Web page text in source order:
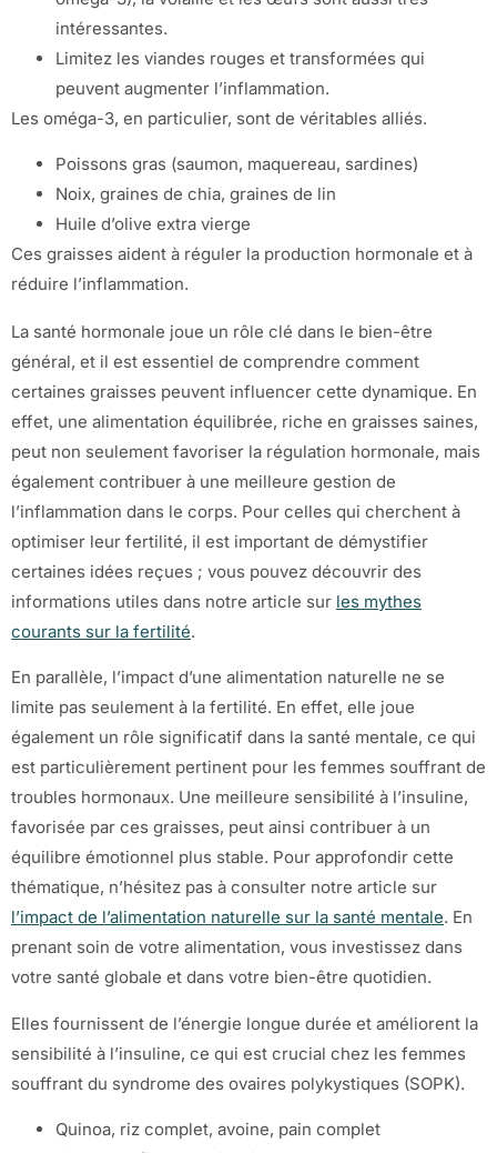
intéressantes.
Limitez les viandes rouges et transformées qui
peuvent augmenter l’inflammation.
Les oméga-3, en particulier, sont de véritables alliés.
Poissons gras (saumon, maquereau, sardines)
Noix, graines de chia, graines de lin
Huile d’olive extra vierge
Ces graisses aident à réguler la production hormonale et à
réduire l’inflammation.
La santé hormonale joue un rôle clé dans le bien-être
général, et il est essentiel de comprendre comment
certaines graisses peuvent influencer cette dynamique. En
effet, une alimentation équilibrée, riche en graisses saines,
peut non seulement favoriser la régulation hormonale, mais
également contribuer à une meilleure gestion de
l’inflammation dans le corps. Pour celles qui cherchent à
optimiser leur fertilité, il est important de démystifier
certaines idées reçues ; vous pouvez découvrir des
informations utiles dans notre article sur les mythes
courants sur la fertilité.
En parallèle, l’impact d’une alimentation naturelle ne se
limite pas seulement à la fertilité. En effet, elle joue
également un rôle significatif dans la santé mentale, ce qui
est particulièrement pertinent pour les femmes souffrant de
troubles hormonaux. Une meilleure sensibilité à l’insuline,
favorisée par ces graisses, peut ainsi contribuer à un
équilibre émotionnel plus stable. Pour approfondir cette
thématique, n’hésitez pas à consulter notre article sur
l’impact de l’alimentation naturelle sur la santé mentale. En
prenant soin de votre alimentation, vous investissez dans
votre santé globale et dans votre bien-être quotidien.
Elles fournissent de l’énergie longue durée et améliorent la
sensibilité à l’insuline, ce qui est crucial chez les femmes
souffrant du syndrome des ovaires polykystiques (SOPK).
Quinoa, riz complet, avoine, pain complet